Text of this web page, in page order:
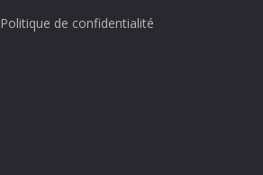
Politique de confidentialité